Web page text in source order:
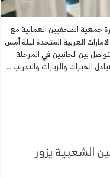
جمعية الصحفيين العمانية مع
العربية المتحدة ليلة أمس
بين الجانبين في المرحلة
الخبرات والزيارات والتدريب …
الشعبية يزور